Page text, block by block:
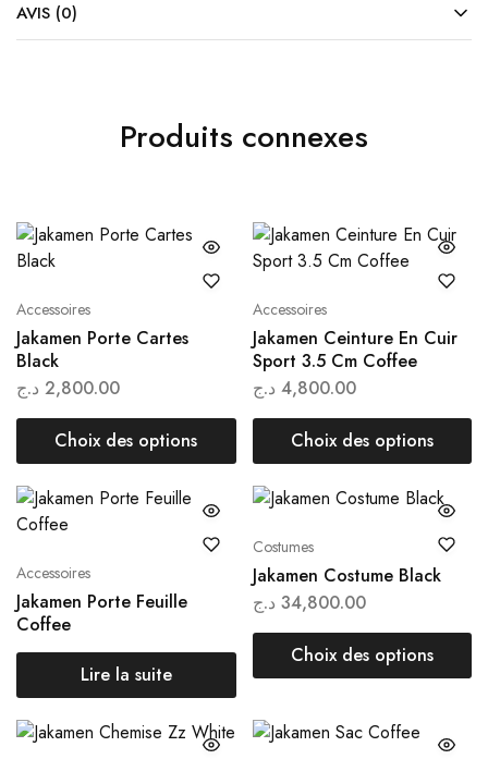
AVIS (0)
Produits connexes
Accessoires
Jakamen Porte Cartes
Black
2,800.00 د.ج
Choix des options
Accessoires
Jakamen Ceinture En Cuir
Sport 3.5 Cm Coffee
4,800.00 د.ج
Choix des options
Accessoires
Jakamen Porte Feuille
Coffee
Lire la suite
Costumes
Jakamen Costume Black
34,800.00 د.ج
Choix des options